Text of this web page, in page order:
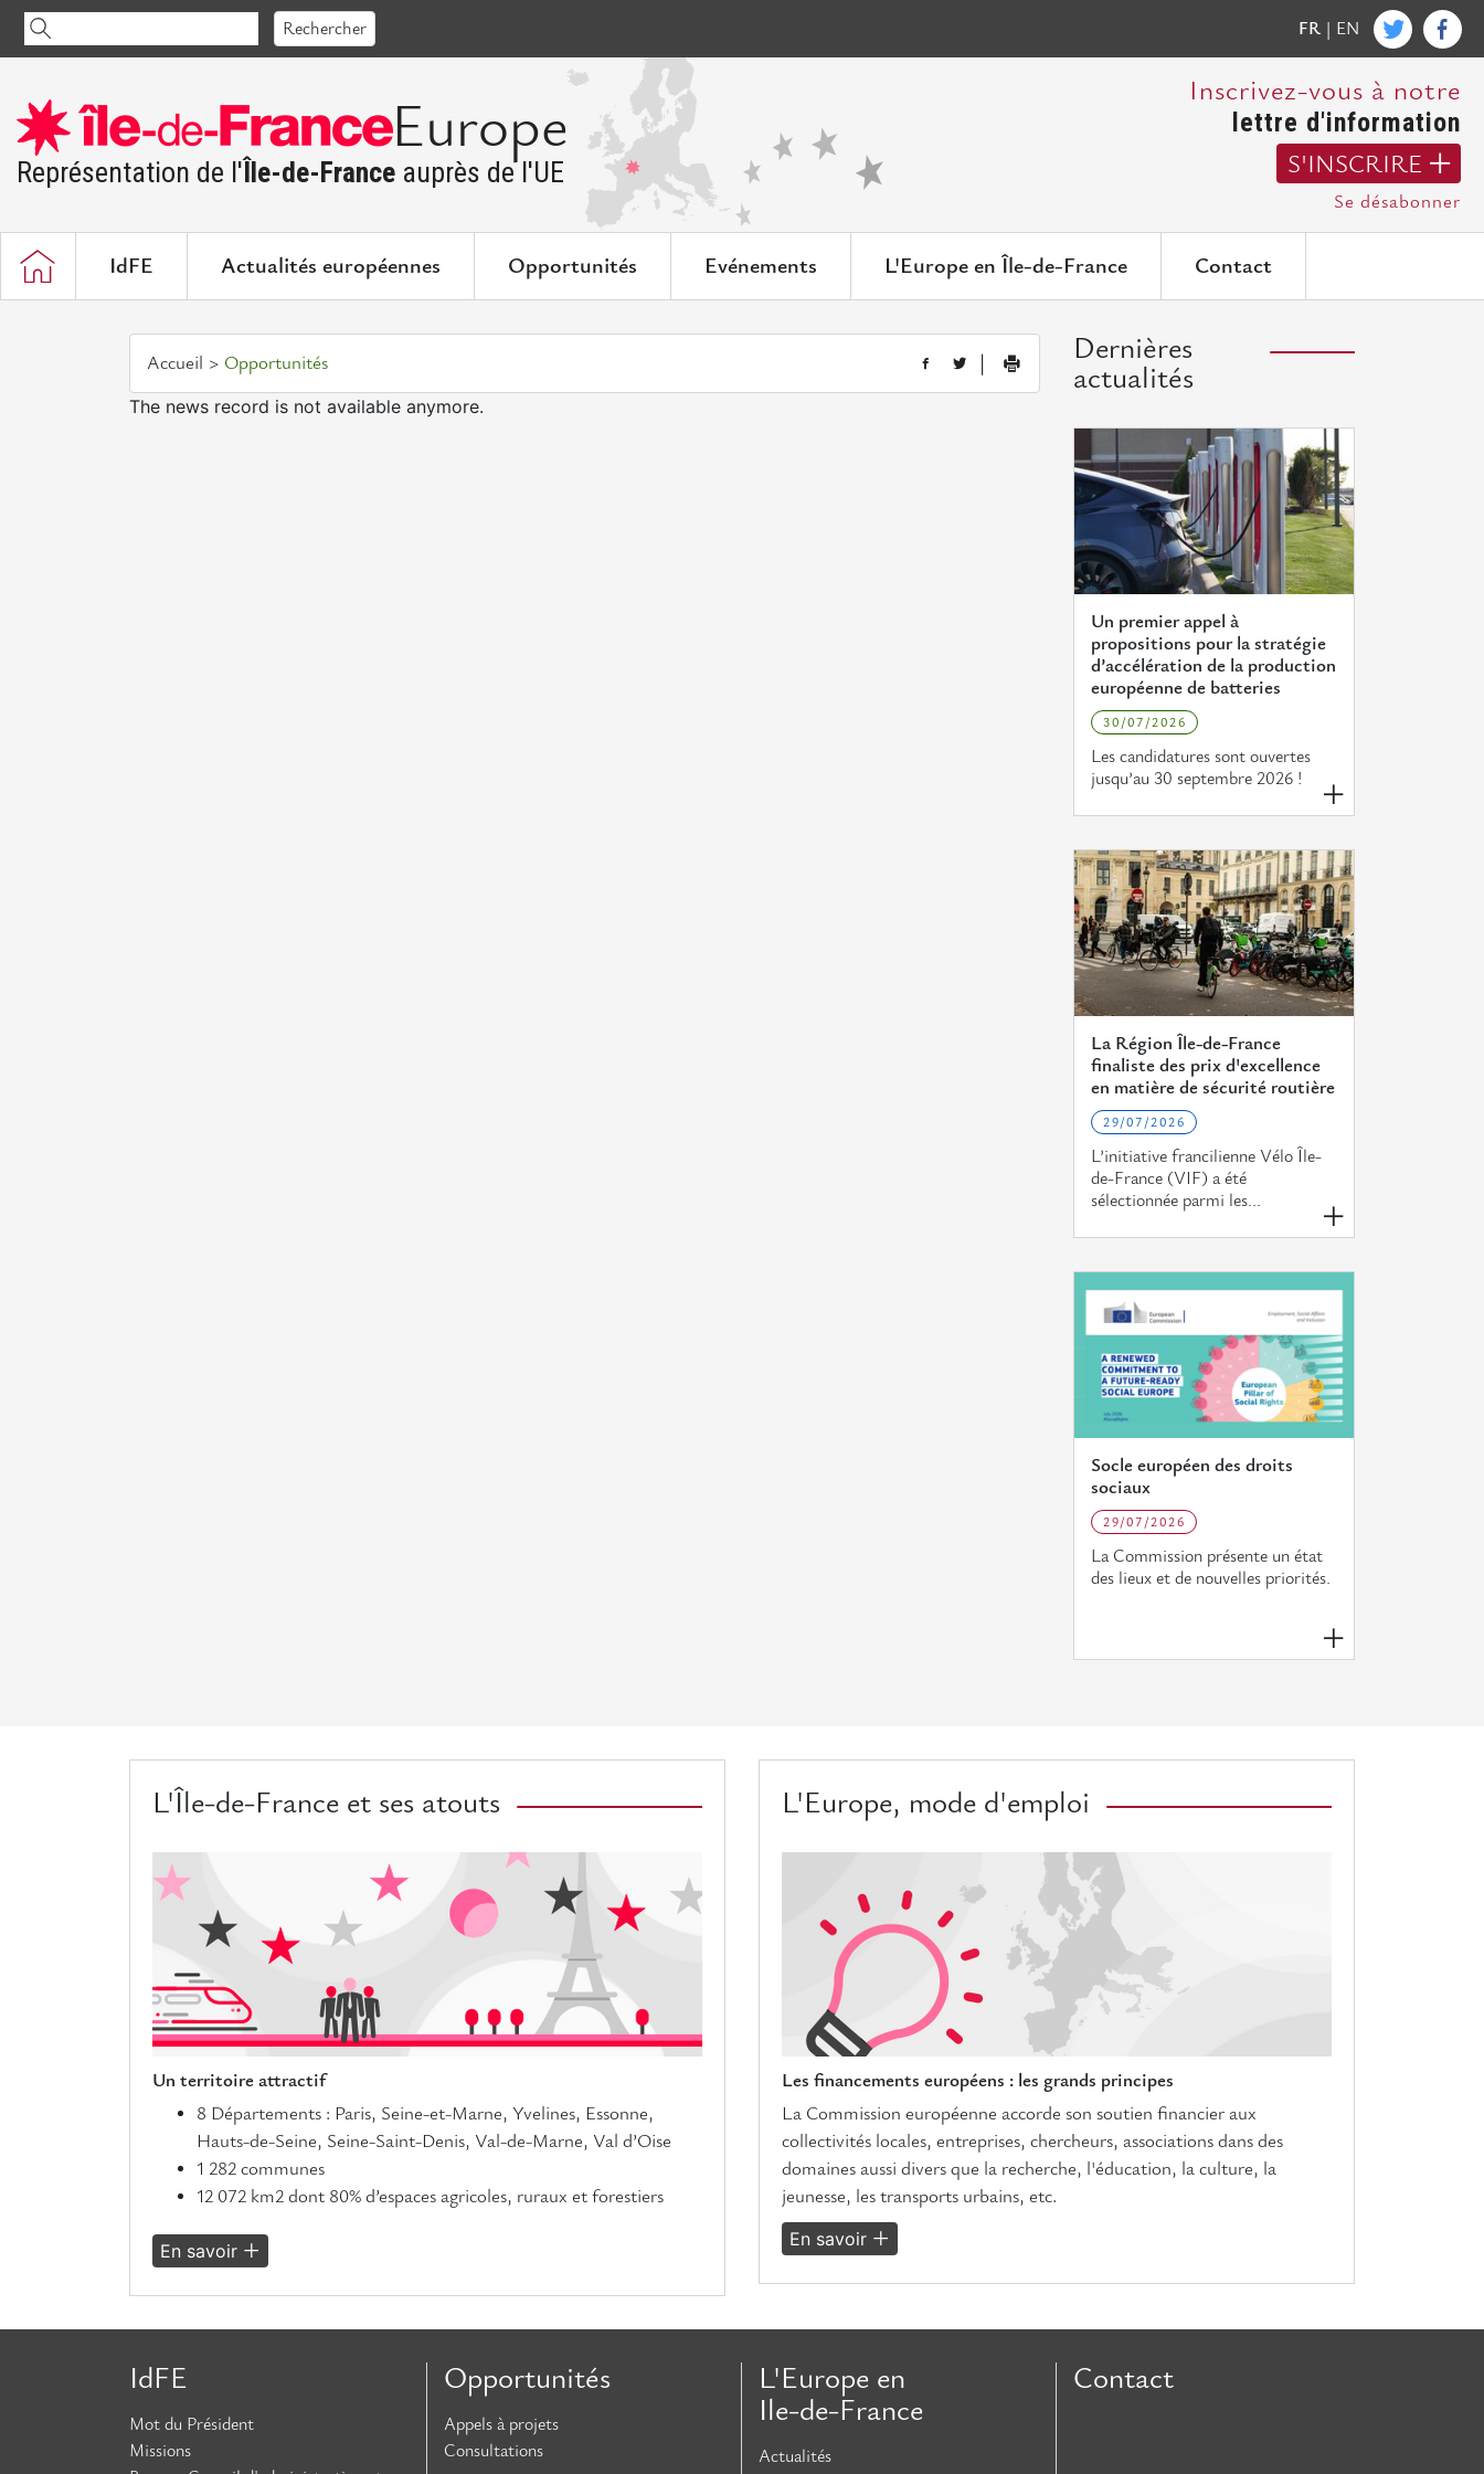
Accéder
Rechercher FR | EN
Europe
Représentation de l'Île-de-France auprès de l'UE
Inscrivez-vous à notre
lettre d'information
S'INSCRIRE
Se désabonner
IdFE Actualités européennes Opportunités Evénements L'Europe en Île-de-France Contact
Accueil Opportunités
The news record is not available anymore.
Dernières
actualités
Un premier appel à
propositions pour la stratégie
d’accélération de la production
européenne de batteries
30/07/2026
Les candidatures sont ouvertes
jusqu’au 30 septembre 2026 !
La Région Île-de-France
finaliste des prix d'excellence
en matière de sécurité routière
29/07/2026
L’initiative francilienne Vélo Île-
de-France (VIF) a été
sélectionnée parmi les...
Socle européen des droits
sociaux
29/07/2026
La Commission présente un état
des lieux et de nouvelles priorités.
L'Île-de-France et ses atouts
Un territoire attractif
8 Départements : Paris, Seine-et-Marne, Yvelines, Essonne,
Hauts-de-Seine, Seine-Saint-Denis, Val-de-Marne, Val d’Oise
1 282 communes
12 072 km2 dont 80% d’espaces agricoles, ruraux et forestiers
En savoir
L'Europe, mode d'emploi
Les financements européens : les grands principes
La Commission européenne accorde son soutien financier aux
collectivités locales, entreprises, chercheurs, associations dans des
domaines aussi divers que la recherche, l'éducation, la culture, la
jeunesse, les transports urbains, etc.
En savoir
IdFE
Mot du Président
Missions
Opportunités
Appels à projets
Consultations
L'Europe en
Ile-de-France
Actualités
Contact